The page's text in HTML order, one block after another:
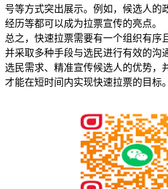
号等方式突出展示。例如，候选人的
经历等都可以成为拉票宣传的亮点。
总之，快速拉票需要有一个组织有序
并采取多种手段与选民进行有效的沟
选民需求、精准宣传候选人的优势，
才能在短时间内实现快速拉票的目标。